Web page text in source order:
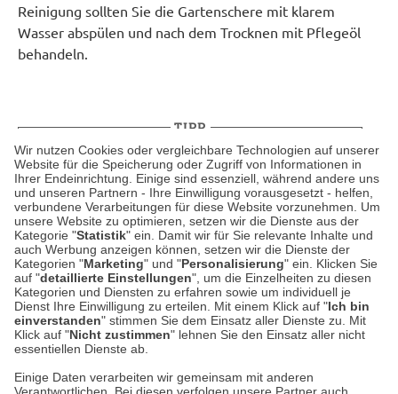
Wir nutzen Cookies oder vergleichbare Technologien auf unserer
Website für die Speicherung oder Zugriff von Informationen in
Ihrer Endeinrichtung. Einige sind essenziell, während andere uns
und unseren Partnern - Ihre Einwilligung vorausgesetzt - helfen,
verbundene Verarbeitungen für diese Website vorzunehmen. Um
unsere Website zu optimieren, setzen wir die Dienste aus der
Kategorie "Statistik" ein. Damit wir für Sie relevante Inhalte und
auch Werbung anzeigen können, setzen wir die Dienste der
Kategorien "Marketing" und "Personalisierung" ein. Klicken Sie
auf "detaillierte Einstellungen", um die Einzelheiten zu diesen
Kategorien und Diensten zu erfahren sowie um individuell je
Dienst Ihre Einwilligung zu erteilen. Mit einem Klick auf "Ich bin
einverstanden" stimmen Sie dem Einsatz aller Dienste zu. Mit
Klick auf "Nicht zustimmen" lehnen Sie den Einsatz aller nicht
essentiellen Dienste ab.
Einige Daten verarbeiten wir gemeinsam mit anderen
Reinigung sollten Sie die Gartenschere mit klarem
Wasser abspülen und nach dem Trocknen mit Pflegeöl
behandeln.
TIPP
Gartenexperten empfehlen außerdem zur
Sterilisation der Gartenschere zwischen
verschiedenen Pflanzen mit
Desinfektionstüchern. Denn Erreger können
über die Klinge von Pflanze zu Pflanze
übertragen werden. Diese Praxis verhindert die
Ausbreitung von Pflanzenkrankheiten und
schützt Ihren Garten nachhaltig.